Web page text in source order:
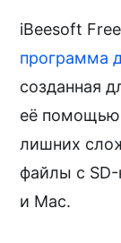
iBeesoft
программа
созданная
её
лишних
файлы с
и Mac.